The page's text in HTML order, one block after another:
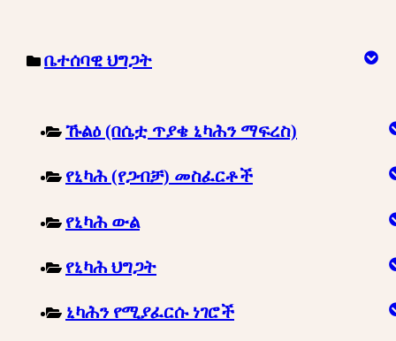
ቤተሰባዊ ህግጋት
ኹልዕ (በሴቷ ጥያቄ ኒካሕን ማፍረስ)
የኒካሕ (የጋብቻ) መስፈርቶች
የኒካሕ ውል
የኒካሕ ህግጋት
ኒካሕን የሚያፈርሱ ነገሮች